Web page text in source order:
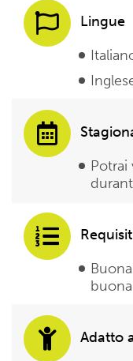
Lingue
Potrai
Adatto